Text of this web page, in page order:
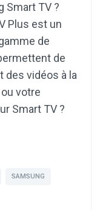
Smart TV ?
Plus est un
de
de
des vidéos à la
votre
Smart TV ?
SAMSUNG